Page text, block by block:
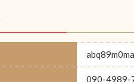
090-4989-